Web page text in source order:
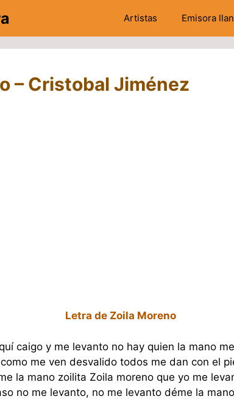
Artistas Emisora
– Cristobal Jiménez
Letra de Zoila Moreno
caigo y me levanto no hay quien la mano
como me ven desvalido todos me dan con el
la mano zoilita Zoila moreno que yo me
no me levanto, no me levanto déme la